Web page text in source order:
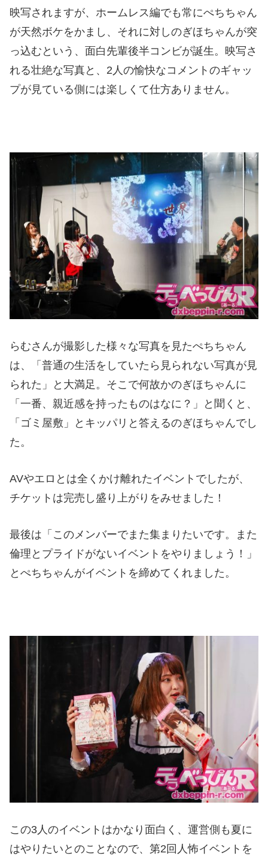
映写されますが、ホームレス編でも常にぺちちゃん
が天然ボケをかまし、それに対しのぎほちゃんが突
っ込むという、面白先輩後半コンビが誕生。映写さ
れる壮絶な写真と、2人の愉快なコメントのギャッ
プが見ている側には楽しくて仕方ありません。
らむさんが撮影した様々な写真を見たぺちちゃん
は、「普通の生活をしていたら見られない写真が見
られた」と大満足。そこで何故かのぎほちゃんに
「一番、親近感を持ったものはなに？」と聞くと、
「ゴミ屋敷」とキッパリと答えるのぎほちゃんでし
た。
AVやエロとは全くかけ離れたイベントでしたが、
チケットは完売し盛り上がりをみせました！
最後は「このメンバーでまた集まりたいです。また
倫理とプライドがないイベントをやりましょう！」
とぺちちゃんがイベントを締めてくれました。
この3人のイベントはかなり面白く、運営側も夏に
はやりたいとのことなので、第2回人怖イベントを